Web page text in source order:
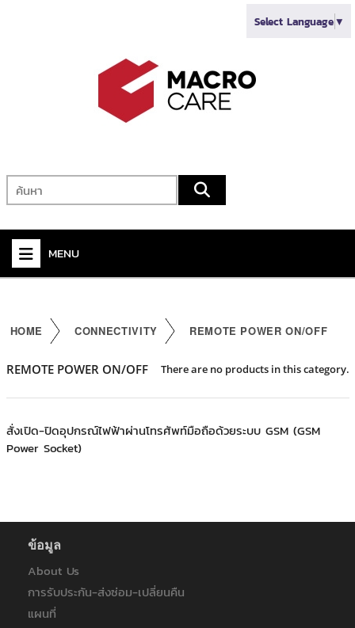
Select Language▼
MENU
AUDIO
+
KVM
+
PDU
CONNECTIVITY
CONTACT US
ABOUT US
HOME CONNECTIVITY REMOTE POWER ON/OFF
REMOTE POWER ON/OFF There are no products in this category.
สั่งเปิด-ปิดอุปกรณ์ไฟฟ้าผ่านโทรศัพท์มือถือด้วยระบบ GSM (GSM
Power Socket)
ข้อมูล
About Us
การรับประกัน-ส่งซ่อม-เปลี่ยนคืน
แผนที่